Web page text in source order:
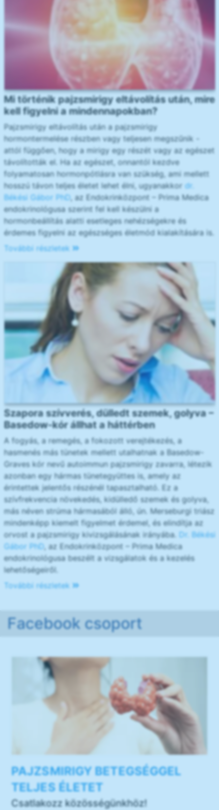
Mi történik pajzsmirigy eltávolítás után, mire
kell figyelni a mindennapokban?
Pajzsmirigy eltávolítás után a pajzsmirigy
hormontermelése részben vagy teljesen megszűnik -
attól függően, hogy a mirigy egy részét vagy az egészet
távolították el. Ha az egészet, onnantól kezdve
folyamatosan hormonpótlásra van szükség, ami mellett
hosszú távon teljes életet lehet élni, ugyanakkor dr.
Békési Gábor PhD
, az Endokrinközpont – Prima Medica
endokrinológusa szerint fel kell készülni a
hormonbeállítás alatti esetleges nehézségekre és
érdemes figyelni az egészséges életmód kialakítására is.
További részletek
Szapora szívverés, dülledt szemek, golyva –
Basedow-kór állhat a háttérben
A fogyás, a remegés, a fokozott verejtékezés, a
hasmenés más tünetek mellett utalhatnak a Basedow-
Graves kór nevű autoimmun pajzsmirigy zavarra, létezik
azonban egy hármas tünetegyüttes is, amely az
érintettek jelentős részénél tapasztalható. Ez a
szívfrekvencia növekedés, kidülledő szemek és golyva,
más néven strúma hármasából álló, ún. Merseburgi triász
mindenképp kiemelt figyelmet érdemel, és elindítja az
orvost a pajzsmirigy kivizsgálásának irányába. Dr. Békési
Gábor PhD, az Endokrinközpont – Prima Medica
endokrinológusa beszélt a vizsgálatok és a kezelés
lehetőségeiről.
További részletek
Facebook csoport
PAJZSMIRIGY BETEGSÉGGEL
TELJES ÉLETET
Csatlakozz közösségünkhöz!